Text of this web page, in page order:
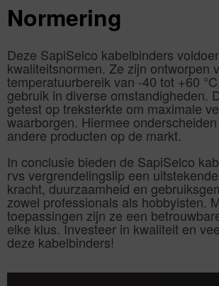
Normering
Deze SapiSelco kabelbinders
kwaliteitsnormen. Ze zijn ontworpen
temperatuurbereik van -40 tot +60
gebruik in diverse omstandigheden.
getest op treksterkte om maximale
waarborgen. Hiermee
andere producten op de markt.
In conclusie bieden de SapiSelco
rvs vergrendelingslip een
kracht, duurzaamheid en
zowel professionals als hobbyisten.
toepassingen zijn ze een
elke klus. Investeer in kwaliteit en
deze kabelbinders!